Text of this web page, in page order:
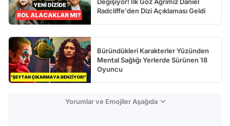
Değişiyor! İlk Göz Ağrımız Daniel
Radcliffe'den Dizi Açıklaması Geldi
Büründükleri Karakterler Yüzünden
Mental Sağlığı Yerlerde Sürünen 18
Oyuncu
Yorumlar ve Emojiler Aşağıda